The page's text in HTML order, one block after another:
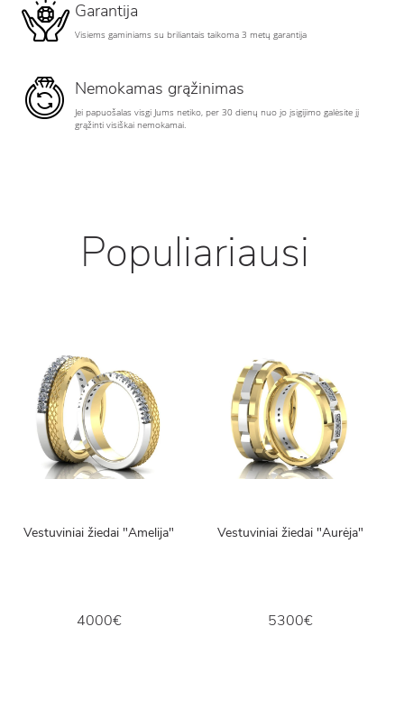
Garantija
Visiems gaminiams su briliantais taikoma 3 metų garantija
Nemokamas grąžinimas
Jei papuošalas visgi Jums netiko, per 30 dienų nuo jo įsigijimo galėsite jį
grąžinti visiškai nemokamai.
Populiariausi
Vestuviniai žiedai "Amelija"
4000€
Vestuviniai žiedai "Aurėja"
5300€